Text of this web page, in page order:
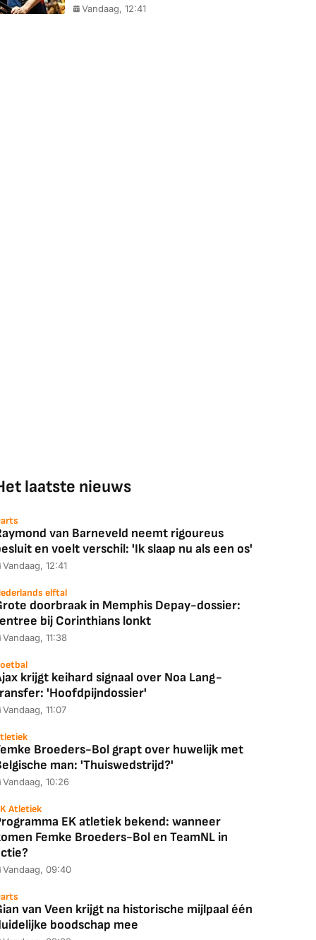
Vandaag, 12:41
laatste nieuws
van Barneveld neemt rigoureus
en voelt verschil: 'Ik slaap nu als een os'
Vandaag, 12:41
elftal
doorbraak in Memphis Depay-dossier:
bij Corinthians lonkt
Vandaag, 11:38
krijgt keihard signaal over Noa Lang-
'Hoofdpijndossier'
Vandaag, 11:07
Broeders-Bol grapt over huwelijk met
man: 'Thuiswedstrijd?'
Vandaag, 10:26
Atletiek
EK atletiek bekend: wanneer
Femke Broeders-Bol en TeamNL in
Vandaag, 09:40
van Veen krijgt na historische mijlpaal één
boodschap mee